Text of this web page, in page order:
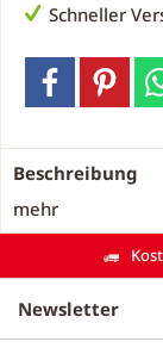
Schneller
Beschreibung
mehr
Newsletter